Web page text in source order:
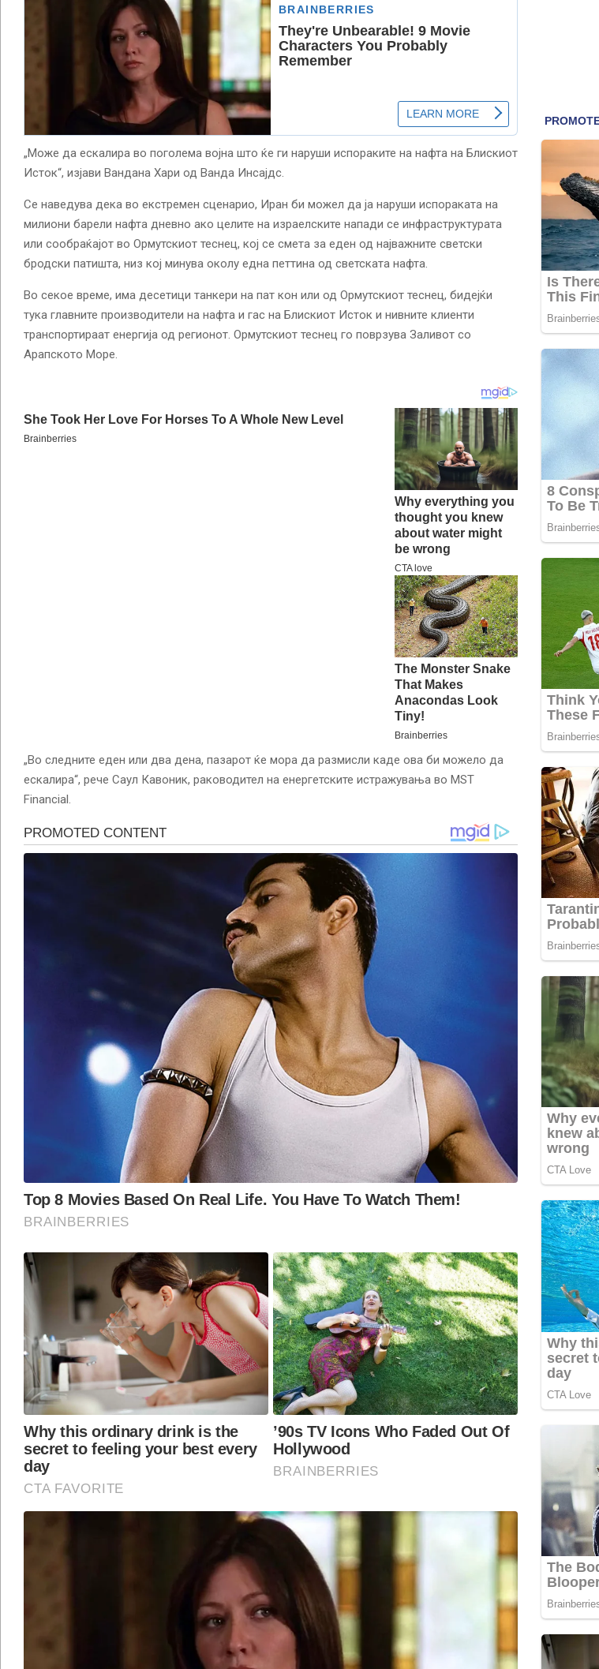
„Може да ескалира во поголема војна што ќе ги наруши испораките на нафта на Блискиот
Исток“, изјави Вандана Хари од Ванда Инсајдс.
Се наведува дека во екстремен сценарио, Иран би можел да ја наруши испораката на
милиони барели нафта дневно ако целите на израелските напади се инфраструктурата
или сообраќајот во Ормутскиот теснец, кој се смета за еден од најважните светски
бродски патишта, низ кој минува околу една петтина од светската нафта.
Во секое време, има десетици танкери на пат кон или од Ормутскиот теснец, бидејќи
тука главните производители на нафта и гас на Блискиот Исток и нивните клиенти
транспортираат енергија од регионот. Ормутскиот теснец го поврзува Заливот со
Арапското Море.
„Во следните еден или два дена, пазарот ќе мора да размисли каде ова би можело да
ескалира“, рече Саул Кавоник, раководител на енергетските истражувања во MST
Financial.